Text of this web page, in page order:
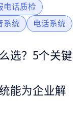
电话质检
系统 电话系统
选？5个关键
能为企业解